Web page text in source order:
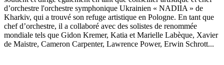
d’orchestre l'orchestre symphonique Ukrainien « NADIIA » de
Kharkiv, qui a trouvé son refuge artistique en Pologne. En tant que
chef d’orchestre, il a collaboré avec des solistes de renommée
mondiale tels que Gidon Kremer, Katia et Marielle Labèque, Xavier
de Maistre, Cameron Carpenter, Lawrence Power, Erwin Schrott...